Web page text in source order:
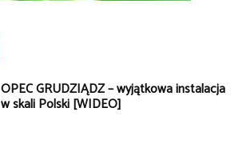
OPEC GRUDZIĄDZ – wyjątkowa instalacja
w skali Polski [WIDEO]